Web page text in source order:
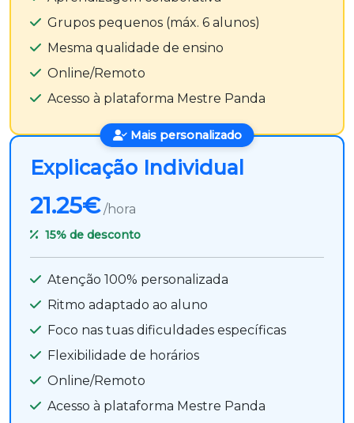
Grupos pequenos (máx. 6 alunos)
Mesma qualidade de ensino
Online/Remoto
Acesso à plataforma Mestre Panda
Mais personalizado
Explicação Individual
21.25€ /hora
15% de desconto
Atenção 100% personalizada
Ritmo adaptado ao aluno
Foco nas tuas dificuldades específicas
Flexibilidade de horários
Online/Remoto
Acesso à plataforma Mestre Panda